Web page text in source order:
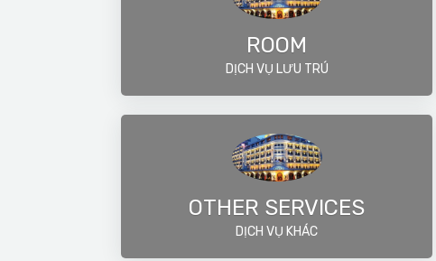
ROOM
DỊCH VỤ LƯU TRÚ
OTHER SERVICES
DỊCH VỤ KHÁC